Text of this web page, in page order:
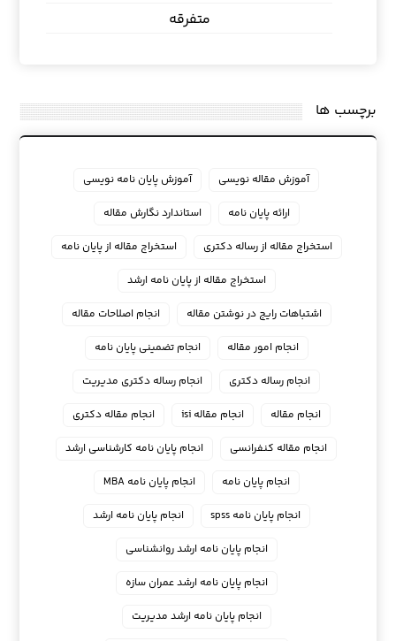
متفرقه
برچسب ها
آموزش مقاله نویسی
آموزش پایان نامه نویسی
ارائه پایان نامه
استاندارد نگارش مقاله
استخراج مقاله از رساله دکتری
استخراج مقاله از پایان نامه
استخراج مقاله از پایان نامه ارشد
اشتباهات رایج در نوشتن مقاله
انجام اصلاحات مقاله
انجام امور مقاله
انجام تضمینی پایان نامه
انجام رساله دکتری
انجام رساله دکتری مدیریت
انجام مقاله
انجام مقاله isi
انجام مقاله دکتری
انجام مقاله کنفرانسی
انجام پايان نامه كارشناسي ارشد
انجام پایان نامه
انجام پایان نامه MBA
انجام پایان نامه spss
انجام پایان نامه ارشد
انجام پایان نامه ارشد روانشناسی
انجام پایان نامه ارشد عمران سازه
انجام پایان نامه ارشد مدیریت